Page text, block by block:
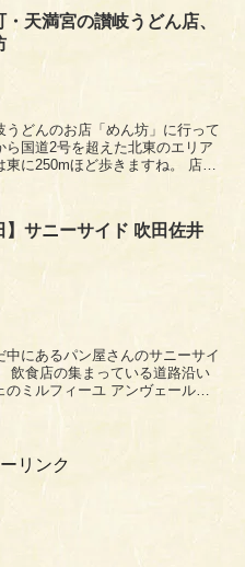
・天満宮の讃岐うどん店、
どんのお店「めん坊」に行って
国道2号を超えた北東のエリア
250mほど歩きますね。 店内
】サニーサイド 吹田佐井
にあるパン屋さんのサニーサイ
飲食店の集まっている道路沿い
のミルフィーユ アンヴェール
リンク